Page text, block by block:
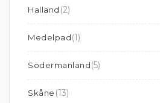
Halland (2)
Medelpad(1)
Södermanland(5)
Skåne (13)